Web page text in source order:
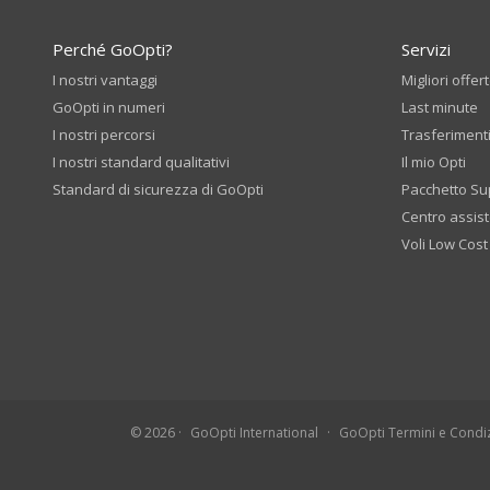
Perché GoOpti?
I nostri vantaggi
GoOpti in numeri
I nostri percorsi
I nostri standard qualitativi
Standard di sicurezza di GoOpti
Servizi
Migliori
Last minute
Il mio Opti
Pacchetto
Centro
Voli Low Cost
© 2026 GoOpti International GoOpti Termini e